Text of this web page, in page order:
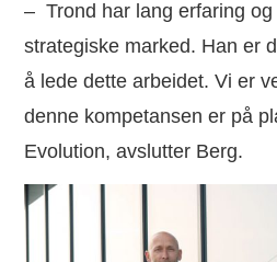
– Trond har lang erfaring
strategiske marked. Han er
å lede dette arbeidet. Vi er
denne kompetansen er på
Evolution, avslutter Berg.